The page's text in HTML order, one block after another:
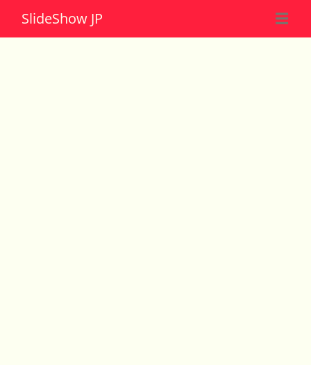
SlideShow JP ☰